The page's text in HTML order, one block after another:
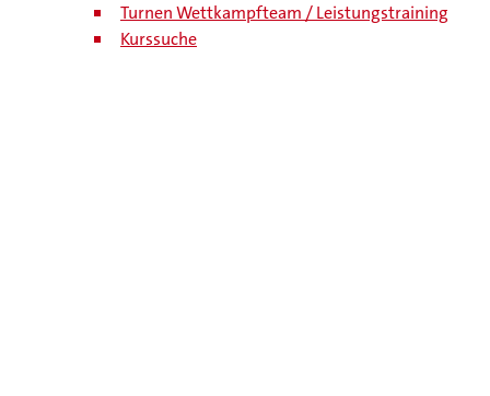
Turnen Wettkampfteam / Leistungstraining
Kurssuche